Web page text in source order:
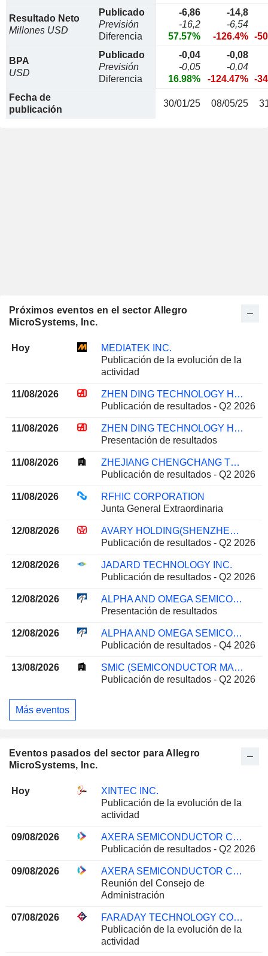
Resultado Neto
Millones USD
Publicado
Previsión
Diferencia
-6,86
-16,2
57.57%
-14,8
-6,54
-126.4% -
BPA
USD
Publicado
Previsión
Diferencia
-0,04
-0,05
16.98%
-0,08
-0,04
-124.47% -
Fecha de
publicación
30/01/25 08/05/25
Próximos eventos en el sector Allegro
MicroSystems, Inc.
Hoy
MEDIATEK INC.
Publicación de la evolución de la
actividad
11/08/2026
ZHEN DING TECHNOLOGY HOLDING LIMITED
Publicación de resultados - Q2 2026
11/08/2026
ZHEN DING TECHNOLOGY HOLDING LIMITED
Presentación de resultados
11/08/2026
ZHEJIANG CHENGCHANG TECHNOLOGY CO., LTD.
Publicación de resultados - Q2 2026
11/08/2026
RFHIC CORPORATION
Junta General Extraordinaria
12/08/2026
AVARY HOLDING(SHENZHEN)CO., LIMITED
Publicación de resultados - Q2 2026
12/08/2026
JADARD TECHNOLOGY INC.
Publicación de resultados - Q2 2026
12/08/2026
ALPHA AND OMEGA SEMICONDUCTOR LIMITED
Presentación de resultados
12/08/2026
ALPHA AND OMEGA SEMICONDUCTOR LIMITED
Publicación de resultados - Q4 2026
13/08/2026
SMIC (SEMICONDUCTOR MANUFACTURING INTERNATIONAL COMPANY)
Publicación de resultados - Q2 2026
Más eventos
Eventos pasados del sector para Allegro
MicroSystems, Inc.
Hoy
XINTEC INC.
Publicación de la evolución de la
actividad
09/08/2026
AXERA SEMICONDUCTOR CO., LTD.
Publicación de resultados - Q2 2026
09/08/2026
AXERA SEMICONDUCTOR CO., LTD.
Reunión del Consejo de
Administración
07/08/2026
FARADAY TECHNOLOGY CORPORATION
Publicación de la evolución de la
actividad